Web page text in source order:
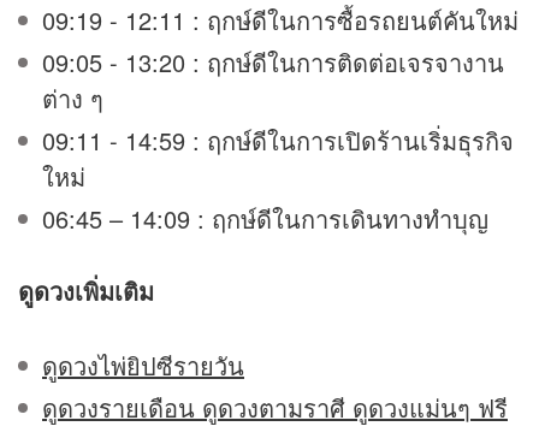
09:19 - 12:11 : ฤกษ์ดีในการซื้อรถยนต์คันใหม่
09:05 - 13:20 : ฤกษ์ดีในการติดต่อเจรจางาน
ต่าง ๆ
09:11 - 14:59 : ฤกษ์ดีในการเปิดร้านเริ่มธุรกิจ
ใหม่
06:45 – 14:09 : ฤกษ์ดีในการเดินทางทำบุญ
ดูดวงเพิ่มเติม
ดูดวงไพ่ยิปซีรายวัน
ดูดวงรายเดือน ดูดวงตามราศี ดูดวงแม่นๆ ฟรี